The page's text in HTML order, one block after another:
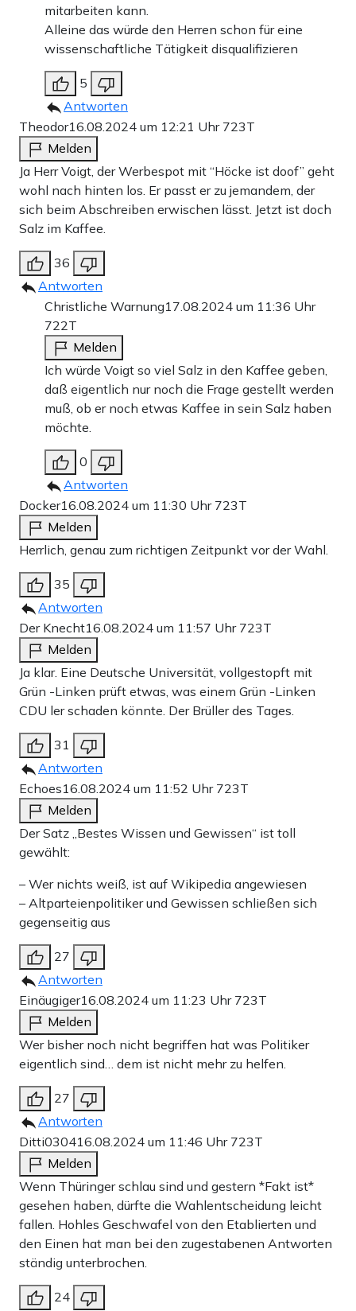
mitarbeiten kann.
Alleine das würde den Herren schon für eine
wissenschaftliche Tätigkeit disqualifizieren
5
Antworten
Theodor16.08.2024 um 12:21 Uhr 723T
Melden
Ja Herr Voigt, der Werbespot mit “Höcke ist doof” geht
wohl nach hinten los. Er passt er zu jemandem, der
sich beim Abschreiben erwischen lässt. Jetzt ist doch
Salz im Kaffee.
36
Antworten
Christliche Warnung17.08.2024 um 11:36 Uhr
722T
Melden
Ich würde Voigt so viel Salz in den Kaffee geben,
daß eigentlich nur noch die Frage gestellt werden
muß, ob er noch etwas Kaffee in sein Salz haben
möchte.
0
Antworten
Docker16.08.2024 um 11:30 Uhr 723T
Melden
Herrlich, genau zum richtigen Zeitpunkt vor der Wahl.
35
Antworten
Der Knecht16.08.2024 um 11:57 Uhr 723T
Melden
Ja klar. Eine Deutsche Universität, vollgestopft mit
Grün -Linken prüft etwas, was einem Grün -Linken
CDU ler schaden könnte. Der Brüller des Tages.
31
Antworten
Echoes16.08.2024 um 11:52 Uhr 723T
Melden
Der Satz „Bestes Wissen und Gewissen“ ist toll
gewählt:
– Wer nichts weiß, ist auf Wikipedia angewiesen
– Altparteienpolitiker und Gewissen schließen sich
gegenseitig aus
27
Antworten
Einäugiger16.08.2024 um 11:23 Uhr 723T
Melden
Wer bisher noch nicht begriffen hat was Politiker
eigentlich sind… dem ist nicht mehr zu helfen.
27
Antworten
Ditti030416.08.2024 um 11:46 Uhr 723T
Melden
Wenn Thüringer schlau sind und gestern *Fakt ist*
gesehen haben, dürfte die Wahlentscheidung leicht
fallen. Hohles Geschwafel von den Etablierten und
den Einen hat man bei den zugestabenen Antworten
ständig unterbrochen.
24